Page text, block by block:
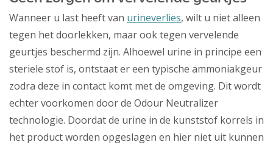
Wanneer u last heeft van urineverlies, wilt u niet alleen
tegen het doorlekken, maar ook tegen vervelende
geurtjes beschermd zijn. Alhoewel urine in principe een
steriele stof is, ontstaat er een typische ammoniakgeur
zodra deze in contact komt met de omgeving. Dit wordt
echter voorkomen door de Odour Neutralizer
technologie. Doordat de urine in de kunststof korrels in
het product worden opgeslagen en hier niet uit kunnen